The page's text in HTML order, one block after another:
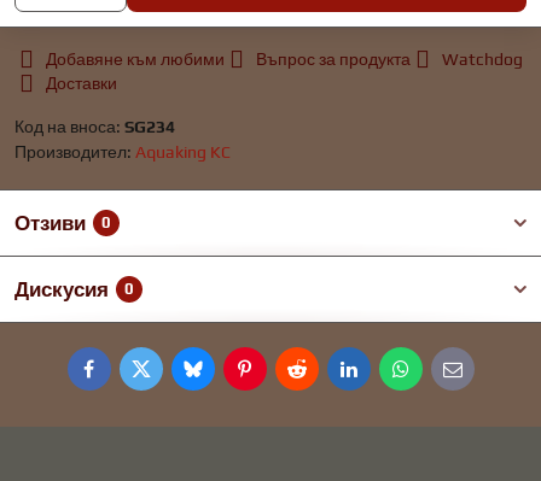
Добавяне към любими Въпрос за продукта
Watchdog
Доставки
Код на вноса: SG234
Производител: Aquaking KC
Отзиви 0
Дискусия 0
FacebookTwitterBlueskyPinterestRedditLinkedInWhatsApp
E-
mail